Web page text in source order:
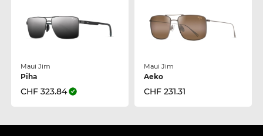
Maui Jim
Piha
CHF 323.84
Maui Jim
Aeko
CHF 231.31